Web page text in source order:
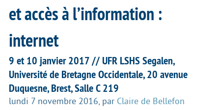
et accès à l’information :
internet
9 et 10 janvier 2017 // UFR LSHS Segalen,
Université de Bretagne Occidentale, 20 avenue
Duquesne, Brest, Salle C 219
lundi 7 novembre 2016, par Claire de Bellefon